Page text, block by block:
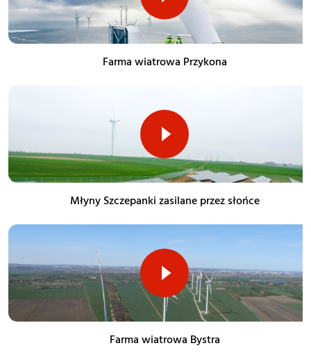
Farma wiatrowa Przykona
Młyny Szczepanki zasilane przez słońce
Farma wiatrowa Bystra